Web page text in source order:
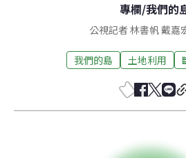
專欄/我們的
公視記者 林書帆 戴嘉
我們的島 土地利用